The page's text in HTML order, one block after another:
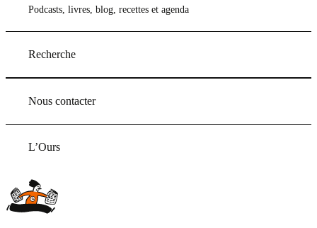
Podcasts, livres, blog, recettes et agenda
Recherche
Nous contacter
L’Ours